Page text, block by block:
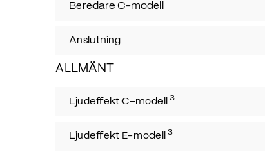
Beredare C-modell
Anslutning
ALLMÄNT
Ljudeffekt C-modell 3
Ljudeffekt E-modell 3